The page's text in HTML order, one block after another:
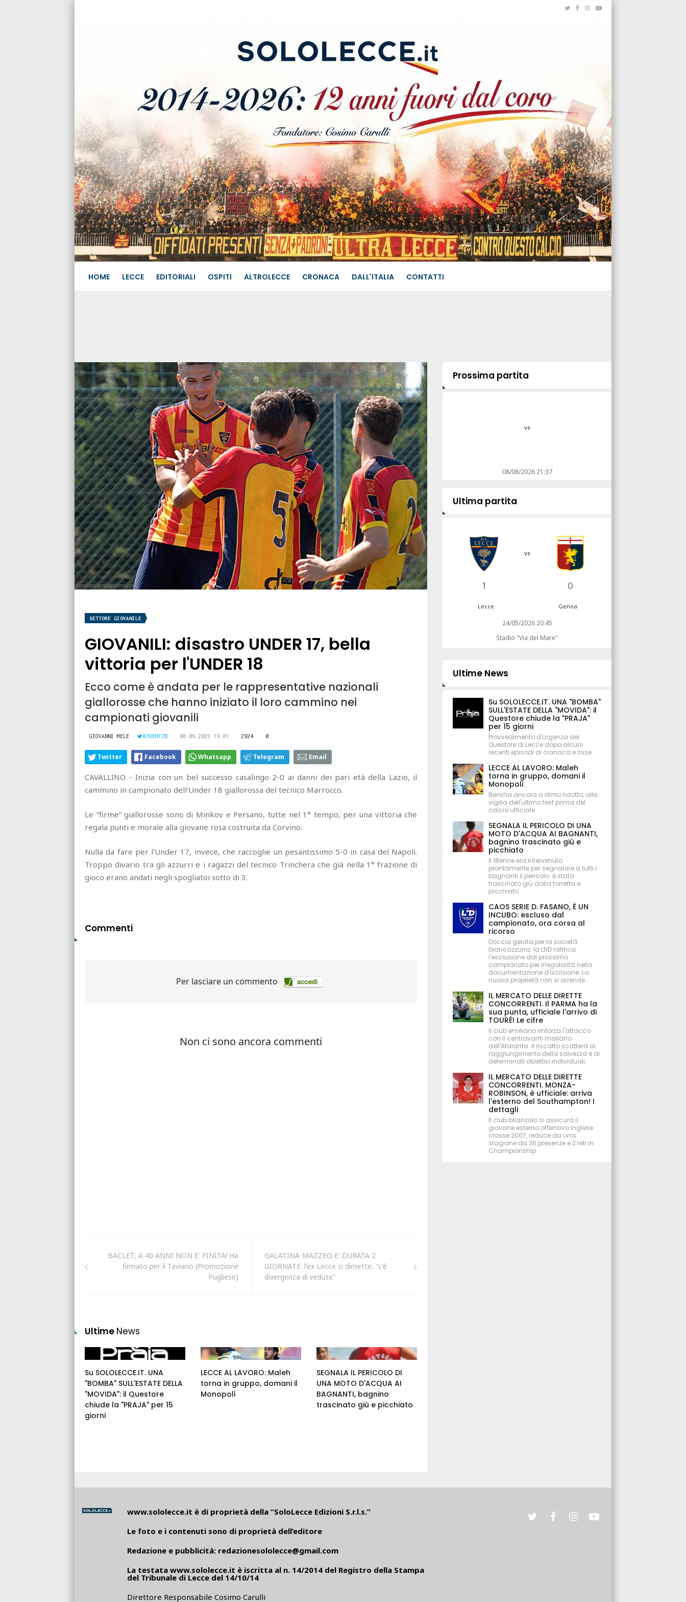
HOME LECCE EDITORIALI OSPITI ALTROLECCE CRONACA DALL'ITALIA CONTATTI
SETTORE GIOVANILE
GIOVANILI: disastro UNDER 17, bella
vittoria per l'UNDER 18
Ecco come è andata per le rappresentative nazionali
giallorosse che hanno iniziato il loro cammino nei
campionati giovanili
GIOVANNI MELE @JOEMFZB 08.09.2025 19:01 2924 0
Twitter Facebook Whatsapp Telegram Email
CAVALLINO - Inizia con un bel successo casalingo 2-0 ai danni dei pari età della Lazio, il
cammino in campionato dell'Under 18 giallorossa del tecnico Marrocco.
Le “firme” giallorosse sono di Minkov e Persano, tutte nel 1° tempo, per una vittoria che
regala punti e morale alla giovane rosa costruita da Corvino.
Nulla da fare per l'Under 17, invece, che raccoglie un pesantissimo 5-0 in casa del Napoli.
Troppo divario tra gli azzurri e i ragazzi del tecnico Trinchera che già nella 1° frazione di
gioco erano andati negli spogliatoi sotto di 3.
Commenti
BACLET, A 40 ANNI NON E' FINITA! Ha
firmato per il Taviano (Promozione
Pugliese)
GALATINA-MAZZEO E' DURATA 2
GIORNATE: l'ex Lecce si dimette, "c'è
divergenza di vedute"
Ultime News
Su SOLOLECCE.IT. UNA
"BOMBA" SULL'ESTATE DELLA
"MOVIDA": il Questore
chiude la "PRAJA" per 15
giorni
LECCE AL LAVORO: Maleh
torna in gruppo, domani il
Monopoli
SEGNALA IL PERICOLO DI
UNA MOTO D'ACQUA AI
BAGNANTI, bagnino
trascinato giù e picchiato
Prossima partita
vs
08/08/2026 21:37
Ultima partita
1
vs
0
Lecce Genoa
24/05/2026 20:45
Stadio "Via del Mare"
Ultime News
Su SOLOLECCE.IT. UNA "BOMBA"
SULL'ESTATE DELLA "MOVIDA": il
Questore chiude la "PRAJA"
per 15 giorni
Provvedimento d'urgenza del
Questore di Lecce dopo alcuni
recenti episodi di cronaca e risse
LECCE AL LAVORO: Maleh
torna in gruppo, domani il
Monopoli
Berisha ancora a ritmo ridotto, alla
vigilia dell'ultimo test prima del
calcio ufficiale
SEGNALA IL PERICOLO DI UNA
MOTO D'ACQUA AI BAGNANTI,
bagnino trascinato giù e
picchiato
Il 18enne era intervenuto
prontamente per segnalare a tutti i
bagnanti il pericolo: è stato
trascinato giù dalla torretta e
picchiato
CAOS SERIE D. FASANO, È UN
INCUBO: escluso dal
campionato, ora corsa al
ricorso
Doccia gelata per la società
biancazzurra: la LND ratifica
l'esclusione dal prossimo
campionato per irregolarità nella
documentazione d'iscrizione. La
nuova proprietà non si arrende.
IL MERCATO DELLE DIRETTE
CONCORRENTI. Il PARMA ha la
sua punta, ufficiale l'arrivo di
TOURÉ! Le cifre
Il club emiliano rinforza l'attacco
con il centravanti maliano
dell'Atalanta. Il riscatto scatterà al
raggiungimento della salvezza e di
determinati obiettivi individuali.
IL MERCATO DELLE DIRETTE
CONCORRENTI. MONZA-
ROBINSON, è ufficiale: arriva
l'esterno del Southampton! I
dettagli
Il club brianzolo si assicura il
giovane esterno offensivo inglese
classe 2007, reduce da una
stagione da 26 presenze e 2 reti in
Championship.
www.sololecce.it è di proprietà della “SoloLecce Edizioni S.r.l.s.”
Le foto e i contenuti sono di proprietà dell’editore
Redazione e pubblicità: redazionesololecce@gmail.com
La testata www.sololecce.it è iscritta al n. 14/2014 del Registro della Stampa
del Tribunale di Lecce del 14/10/14
Direttore Responsabile Cosimo Carulli